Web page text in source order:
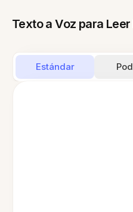
Texto a Voz para Leer
Estándar